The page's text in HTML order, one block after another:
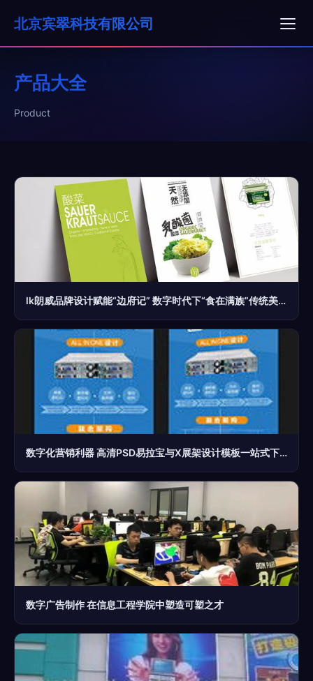
北京宾翠科技有限公司
产品大全
Product
lk朗威品牌设计赋能“边府记” 数字时代下“食在满族”传统美食的品牌基因创新与广告表达
数字化营销利器 高清PSD易拉宝与X展架设计模板一站式下载
数字广告制作 在信息工程学院中塑造可塑之才